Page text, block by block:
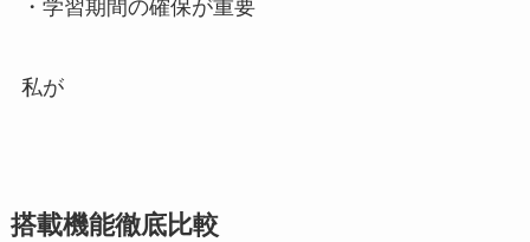
・学習期間の確保が重要
私が
搭載機能徹底比較